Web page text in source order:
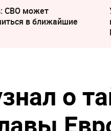
СВО может
в ближайшие
о